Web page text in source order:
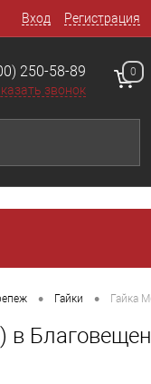
Вход Регистрация
250-58-89
звонок
0
• Гайки • Гайка
в